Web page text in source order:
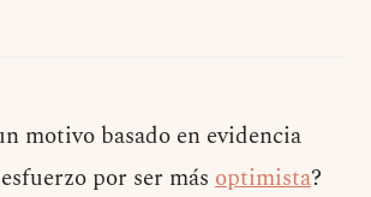
motivo basado en evidencia
por ser más optimista?